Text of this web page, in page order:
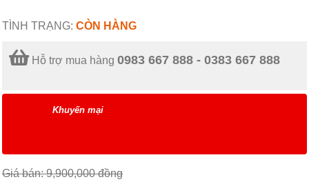
TÌNH TRẠNG: CÒN HÀNG
Hỗ trợ mua hàng 0983 667 888 - 0383 667 888
Khuyến mại
Giá bán: 9,900,000đồng